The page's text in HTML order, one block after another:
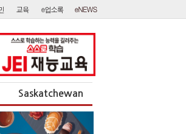
Saskatchewan